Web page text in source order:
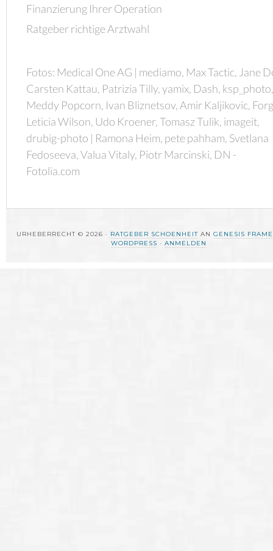
Finanzierung Ihrer Operation
Ratgeber richtige Arztwahl
Fotos: Medical One AG | mediamo, Max Tactic, Jane
Carsten Kattau, Patrizia Tilly, yamix, Dash, ksp_photo,
Meddy Popcorn, Ivan Bliznetsov, Amir Kaljikovic,
Leticia Wilson, Udo Kroener, Tomasz Tulik, imageit,
drubig-photo | Ramona Heim, pete pahham, Svetlana
Fedoseeva, Valua Vitaly, Piotr Marcinski, DN -
Fotolia.com
URHEBERRECHT © 2026 · RATGEBER SCHOENHEIT AN GENESIS
WORDPRESS · ANMELDEN